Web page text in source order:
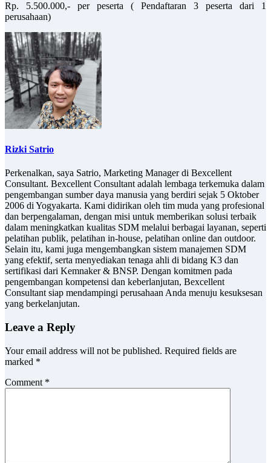
Rp. 5.500.000,- per peserta ( Pendaftaran 3 peserta dari 1
perusahaan)
Rizki Satrio
Perkenalkan, saya Satrio, Marketing Manager di Bexcellent
Consultant. Bexcellent Consultant adalah lembaga terkemuka dalam
pengembangan sumber daya manusia yang berdiri sejak 5 Oktober
2006 di Yogyakarta. Kami didirikan oleh tim muda yang profesional
dan berpengalaman, dengan misi untuk memberikan solusi terbaik
dalam meningkatkan kualitas SDM melalui berbagai layanan, seperti
pelatihan publik, pelatihan in-house, pelatihan online dan outdoor.
Selain itu, kami juga mengembangkan sistem manajemen SDM
yang efektif, serta menyediakan tenaga ahli di bidang K3 dan
sertifikasi dari Kemnaker & BNSP. Dengan komitmen pada
pengembangan kompetensi dan keberlanjutan, Bexcellent
Consultant siap mendampingi perusahaan Anda menuju kesuksesan
yang berkelanjutan.
Leave a Reply
Your email address will not be published. Required fields are
marked *
Comment *